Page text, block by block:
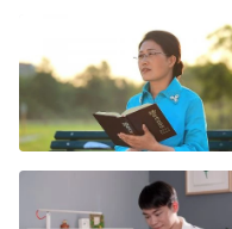
事，妈妈说：“你别
领抓带领的把柄，带
还没等妈妈说完，爸
么不好，没有给他解
不能当带领……看到爸
在别人身上，就觉得